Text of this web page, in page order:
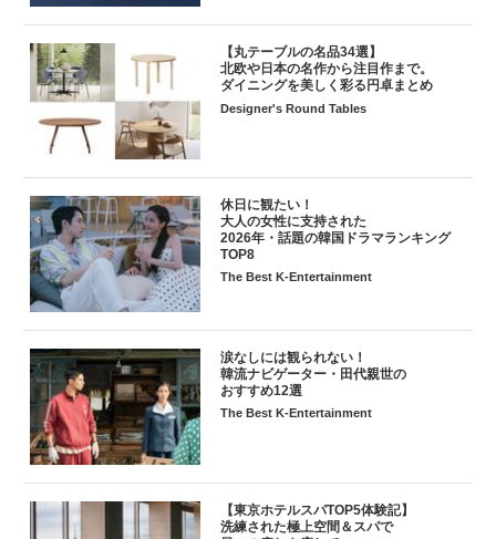
【丸テーブルの名品34選】
北欧や日本の名作から注目作まで。
ダイニングを美しく彩る円卓まとめ
Designer's Round Tables
休日に観たい！
大人の女性に支持された
2026年・話題の韓国ドラマランキング
TOP8
The Best K-Entertainment
涙なしには観られない！
韓流ナビゲーター・田代親世の
おすすめ12選
The Best K-Entertainment
【東京ホテルスパTOP5体験記】
洗練された極上空間＆スパで